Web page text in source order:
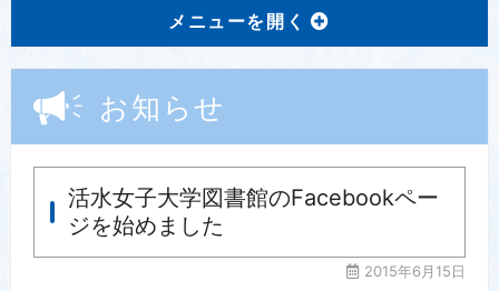
メニューを開く
お知らせ
活水女子大学図書館のFacebookペー
ジを始めました
2015年6月15日